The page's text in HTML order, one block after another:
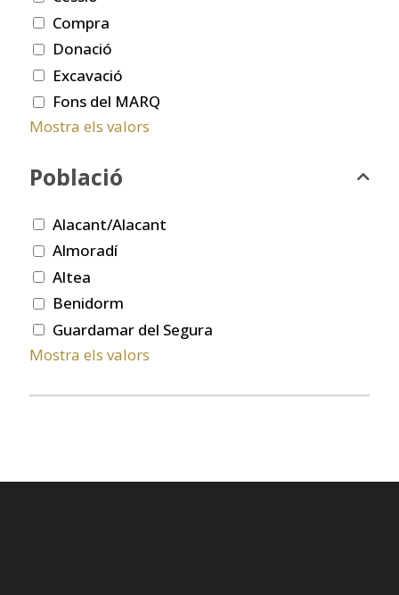
Compra
Donació
Excavació
Fons del MARQ
Mostra els valors
Població
Alacant/Alacant
Almoradí
Altea
Benidorm
Guardamar del Segura
Mostra els valors